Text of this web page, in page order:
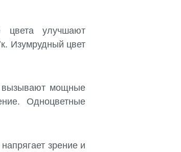
цвета улучшают
Изумрудный цвет
вызывают мощные
Одноцветные
зрение и